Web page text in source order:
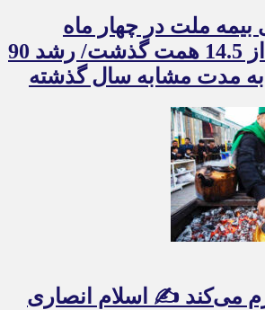
بیمه ملت در چهار ماه
نخست امسال از 14.5 همت گذشت/ رشد 90
مدت مشابه سال گذشته
می‌کند ✍️ اسلام انصاری